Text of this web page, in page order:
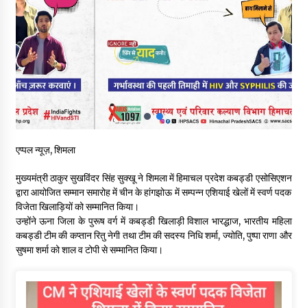
शिक्षा निदेशालय ने जारी किया स्पष्टीकरण
देहरा पुलिस की बड़ी कार्रवाई- 90 लाख नकद और 2 करोड़के सोने के
आभूषण बरामद, 7 आरोपी गिरफ्तार
05/08/2026
पिंजौर-बद्दी फोरलेन परियोजना को मिली बड़ी गति, 378.48 करोड़ की लागत
से बैलेंस कार्य का अवार्ड जारी : हर्ष महाजन
वन विभाग एवं रेड क्रॉस सोसायटी के संयुक्त तत्वावधान में शूराला में वृक्षारोपण
अभियान आयोजित
05/08/2026
हिमाचल में प्रतिशोध की राजनीति के खिलाफ भाजपा ने शिमला CM आवास
ओकओवर घेराव में किया शक्ति प्रदर्शन
एप्पल न्यूज़, शिमला
मुख्यमंत्री ठाकुर सुखविंदर सिंह सुक्खू ने शिमला में हिमाचल प्रदेश कबड्डी एसोसिएशन
द्वारा आयोजित सम्मान समारोह में चीन के हांगझोऊ में सम्पन्न एशियाई खेलों में स्वर्ण पदक
विजेता खिलाड़ियों को सम्मानित किया।
उन्होंने ऊना जिला के पुरूष वर्ग में कबड्डी खिलाड़ी विशाल भारद्धाज, भारतीय महिला
कबड्डी टीम की कप्तान रितु नेगी तथा टीम की सदस्य निधि शर्मा, ज्योति, पुष्पा राणा और
सुषमा शर्मा को शाल व टोपी से सम्मानित किया।